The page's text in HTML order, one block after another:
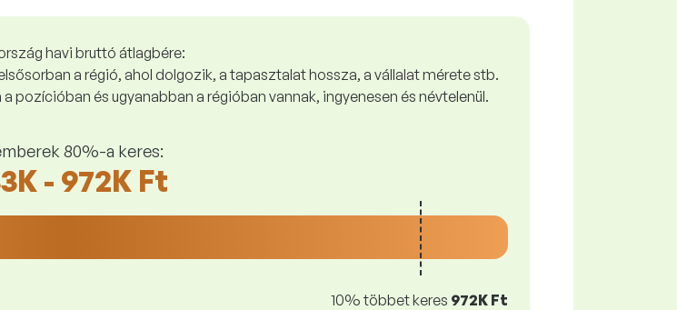
havi bruttó átlagbére:
a régió, ahol dolgozik, a tapasztalat hossza, a vállalat mérete stb.
pozícióban és ugyanabban a régióban vannak, ingyenesen és névtelenül.
80%-a keres:
- 972K Ft
10% többet keres 972K Ft